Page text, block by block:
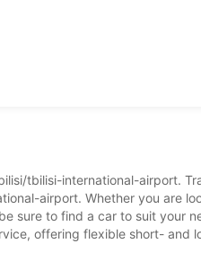
tbilisi-international-airport.
airport. Whether you are
sure to find a car to suit your
offering flexible short- and